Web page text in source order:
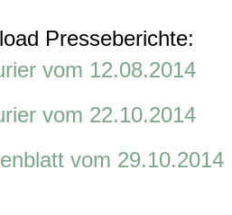
Presseberichte:
vom 12.08.2014
vom 22.10.2014
vom 29.10.2014